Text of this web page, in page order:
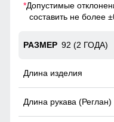
Комбинезон -
выглядеть стильно и
Капюшон надежно
*Допустимые
составить не более
92 (2 ГОДА)